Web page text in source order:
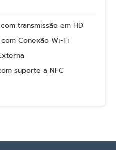
transmissão em HD
Conexão Wi-Fi
suporte a NFC